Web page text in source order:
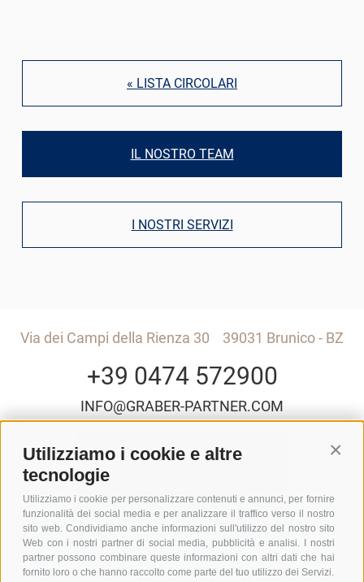
Utilizziamo i cookie e altre
tecnologie
Utilizziamo i cookie per personalizzare contenuti e annunci, per fornire
funzionalità dei social media e per analizzare il traffico verso il nostro
sito web. Condividiamo anche informazioni sull'utilizzo del nostro sito
Web con i nostri partner di social media, pubblicità e analisi. I nostri
partner possono combinare queste informazioni con altri dati che hai
fornito loro o che hanno raccolto come parte del tuo utilizzo dei Servizi.
« LISTA CIRCOLARI
IL NOSTRO TEAM
I NOSTRI SERVIZI
Via dei Campi della Rienza 30 39031 Brunico - BZ
+39 0474 572900
INFO@GRABER-PARTNER.COM
VIA DEI CAMPI DELLA RIENZA 30
I-39031 BRUNICO - BZ